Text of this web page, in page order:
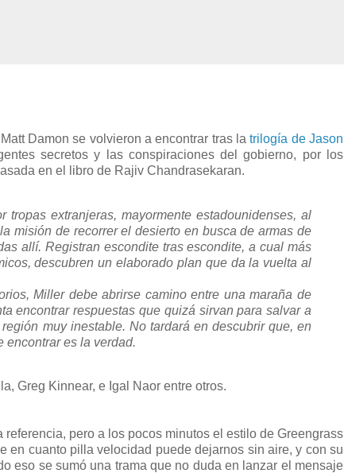
Damon se volvieron a encontrar tras latrilogía de Jason
secretos y las conspiraciones del gobierno, por los
en el libro de Rajiv Chandrasekaran.
extranjeras, mayormente estadounidenses, al
misión de recorrer el desierto en busca de armas de
allí. Registran escondite tras escondite, a cual más
descubren un elaborado plan que da la vuelta al
Miller debe abrirse camino entre una maraña de
encontrar respuestas que quizá sirvan para salvar a
muy inestable. No tardará en descubrir que, en
encontrar es la verdad.
Greg Kinnear, e Igal Naor entre otros.
pero a los pocos minutos el estilo de Greengrass
en cuanto pilla velocidad puede dejarnos sin aire, y con su
eso se sumó una trama que no duda en lanzar el mensaje